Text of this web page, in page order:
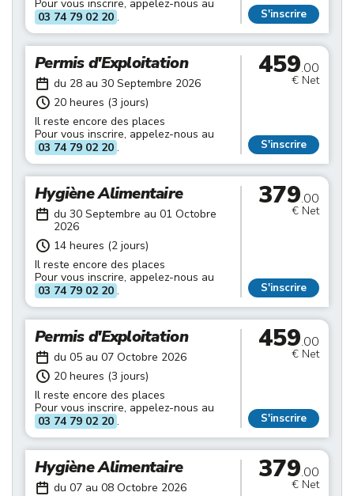
Pour vous inscrire, appelez-nous au
03 74 79 02 20 . S'inscrire
Permis d'Exploitation
du 28 au 30 Septembre 2026
20 heures (3 jours)
Il reste encore des places
Pour vous inscrire, appelez-nous au
03 74 79 02 20 .
459.00
€ Net
S'inscrire
Hygiène Alimentaire
du 30 Septembre au 01 Octobre
2026
14 heures (2 jours)
Il reste encore des places
Pour vous inscrire, appelez-nous au
03 74 79 02 20 .
379.00
€ Net
S'inscrire
Permis d'Exploitation
du 05 au 07 Octobre 2026
20 heures (3 jours)
Il reste encore des places
Pour vous inscrire, appelez-nous au
03 74 79 02 20 .
459.00
€ Net
S'inscrire
Hygiène Alimentaire
du 07 au 08 Octobre 2026
379.00
€ Net